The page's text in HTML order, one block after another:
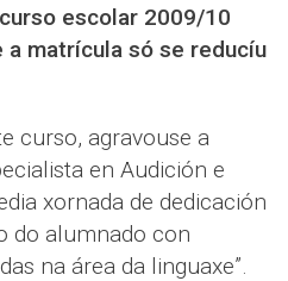
escolar 2009/10
matrícula só se reducíu
curso, agravouse a
en Audición e
xornada de dedicación
do alumnado con
na área da linguaxe”.